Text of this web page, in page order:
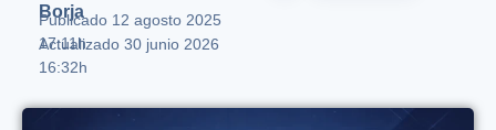
Borja
Publicado 12 agosto 2025
17:11h
Actualizado 30 junio 2026
16:32h